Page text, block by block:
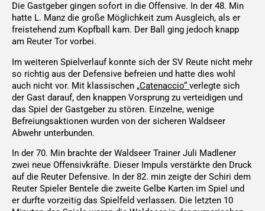
Die Gastgeber gingen sofort in die Offensive. In der 48. Min
hatte L. Manz die große Möglichkeit zum Ausgleich, als er
freistehend zum Kopfball kam. Der Ball ging jedoch knapp
am Reuter Tor vorbei.
Im weiteren Spielverlauf konnte sich der SV Reute nicht mehr
so richtig aus der Defensive befreien und hatte dies wohl
auch nicht vor. Mit klassischen „Catenaccio“ verlegte sich
der Gast darauf, den knappen Vorsprung zu verteidigen und
das Spiel der Gastgeber zu stören. Einzelne, wenige
Befreiungsaktionen wurden von der sicheren Waldseer
Abwehr unterbunden.
In der 70. Min brachte der Waldseer Trainer Juli Madlener
zwei neue Offensivkräfte. Dieser Impuls verstärkte den Druck
auf die Reuter Defensive. In der 82. min zeigte der Schiri dem
Reuter Spieler Bentele die zweite Gelbe Karten im Spiel und
er durfte vorzeitig das Spielfeld verlassen. Die letzten 10